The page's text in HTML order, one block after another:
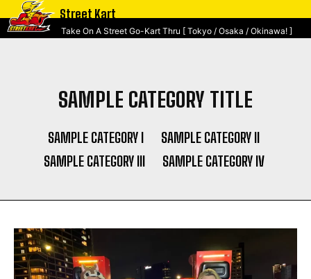
Street Kart
Take On A Street Go-Kart Thru [ Tokyo / Osaka / Okinawa! ]
SAMPLE CATEGORY TITLE
SAMPLE CATEGORY I
SAMPLE CATEGORY II
SAMPLE CATEGORY III
SAMPLE CATEGORY IV